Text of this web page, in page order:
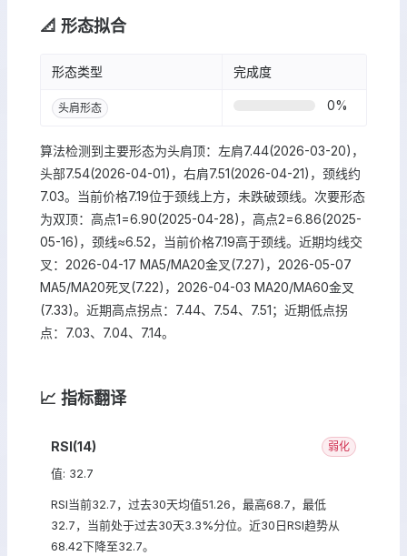
📐 形态拟合
形态类型 完成度
头肩形态 0%
算法检测到主要形态为头肩顶：左肩7.44(2026-03-20)，
头部7.54(2026-04-01)，右肩7.51(2026-04-21)，颈线约
7.03。当前价格7.19位于颈线上方，未跌破颈线。次要形态
为双顶：高点1=6.90(2025-04-28)，高点2=6.86(2025-
05-16)，颈线≈6.52，当前价格7.19高于颈线。近期均线交
叉：2026-04-17 MA5/MA20金叉(7.27)，2026-05-07
MA5/MA20死叉(7.22)，2026-04-03 MA20/MA60金叉
(7.33)。近期高点拐点：7.44、7.54、7.51；近期低点拐
点：7.03、7.04、7.14。
📈 指标翻译
RSI(14) 弱化
值: 32.7
RSI当前32.7，过去30天均值51.26，最高68.7，最低
32.7，当前处于过去30天3.3%分位。近30日RSI趋势从
68.42下降至32.7。